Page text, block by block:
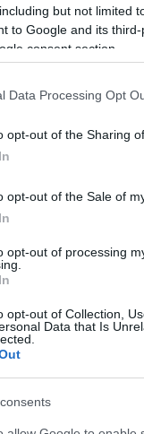
but not limited
to Google and its
consent section.
Data Processing Opt
opt-out of the Sharing
opt-out of the Sale of
opt-out of processing
opt-out of Collection,
Data that Is
mutatjuk,